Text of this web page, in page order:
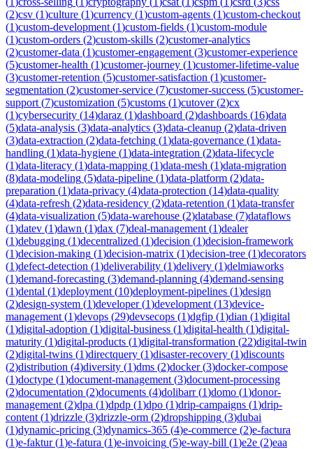
(2)csv (1)culture (1)currency (1)custom-agents (1)custom-checkout
(1)custom-development (1)custom-fields (1)custom-module
(1)custom-orders (2)custom-skills (2)customer-analytics
(2)customer-data (1)customer-engagement (3)customer-experience
(5)customer-health (1)customer-journey (1)customer-lifetime-value
(3)customer-retention (5)customer-satisfaction (1)customer-
segmentation (2)customer-service (7)customer-success (5)customer-
support (7)customization (5)customs (1)cutover(2)cx
(1)cybersecurity (14)daraz (1)dashboard (2)dashboards (16)data
(5)data-analysis (3)data-analytics (3)data-cleanup (2)data-driven
(3)data-extraction (2)data-fetching (1)data-governance (1)data-
handling (1)data-hygiene (1)data-integration (2)data-lifecycle
(1)data-literacy (1)data-mapping (1)data-mesh (1)data-migration
(8)data-modeling (5)data-pipeline (1)data-platform (2)data-
preparation (1)data-privacy (4)data-protection (14)data-quality
(4)data-refresh (2)data-residency (2)data-retention (1)data-transfer
(4)data-visualization (5)data-warehouse (2)database (7)dataflows
(1)datev (1)dawn (1)dax (7)deal-management (1)dealer
(1)debugging (1)decentralized (1)decision (1)decision-framework
(1)decision-making (1)decision-matrix (1)decision-tree (1)decorators
(1)defect-detection (1)deliverability (1)delivery (1)delmiaworks
(1)demand-forecasting (3)demand-planning (4)demand-sensing
(1)dental (1)deployment (10)deployment-pipelines (1)design
(2)design-system (1)developer(1)development (13)device-
management (1)devops (29)devsecops (1)dgfip (1)dian (1)digital
(1)digital-adoption (1)digital-business (1)digital-health (1)digital-
maturity (1)digital-products (1)digital-transformation (22)digital-twin
(2)digital-twins (1)directquery (1)disaster-recovery (1)discounts
(2)distribution (4)diversity (1)dms (2)docker(3)docker-compose
(1)doctype (1)document-management (3)document-processing
(2)documentation (2)documents (4)dolibarr(1)domo (1)donor-
management (2)dpa (1)dpdp (1)dpo (1)drip-campaigns (1)drip-
content (1)drizzle (3)drizzle-orm (2)dropshipping (3)dubai
(1)dynamic-pricing (3)dynamics-365 (4)e-commerce (2)e-factura
(1)e-faktur(1)e-fatura (1)e-invoicing (5)e-way-bill (1)e2e (2)eaa